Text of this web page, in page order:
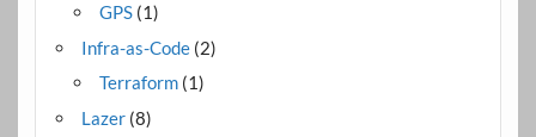
GPS(1)
Infra-as-Code(2)
Terraform(1)
Lazer(8)